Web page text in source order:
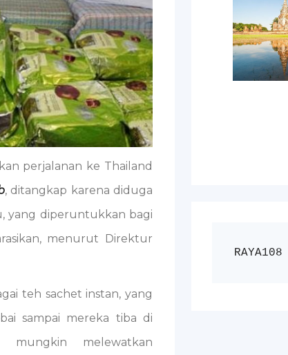
perjalanan ke Thailand
, ditangkap karena diduga
yang diperuntukkan bagi
menurut Direktur
teh sachet instan, yang
sampai mereka tiba di
mungkin melewatkan
RAYA108